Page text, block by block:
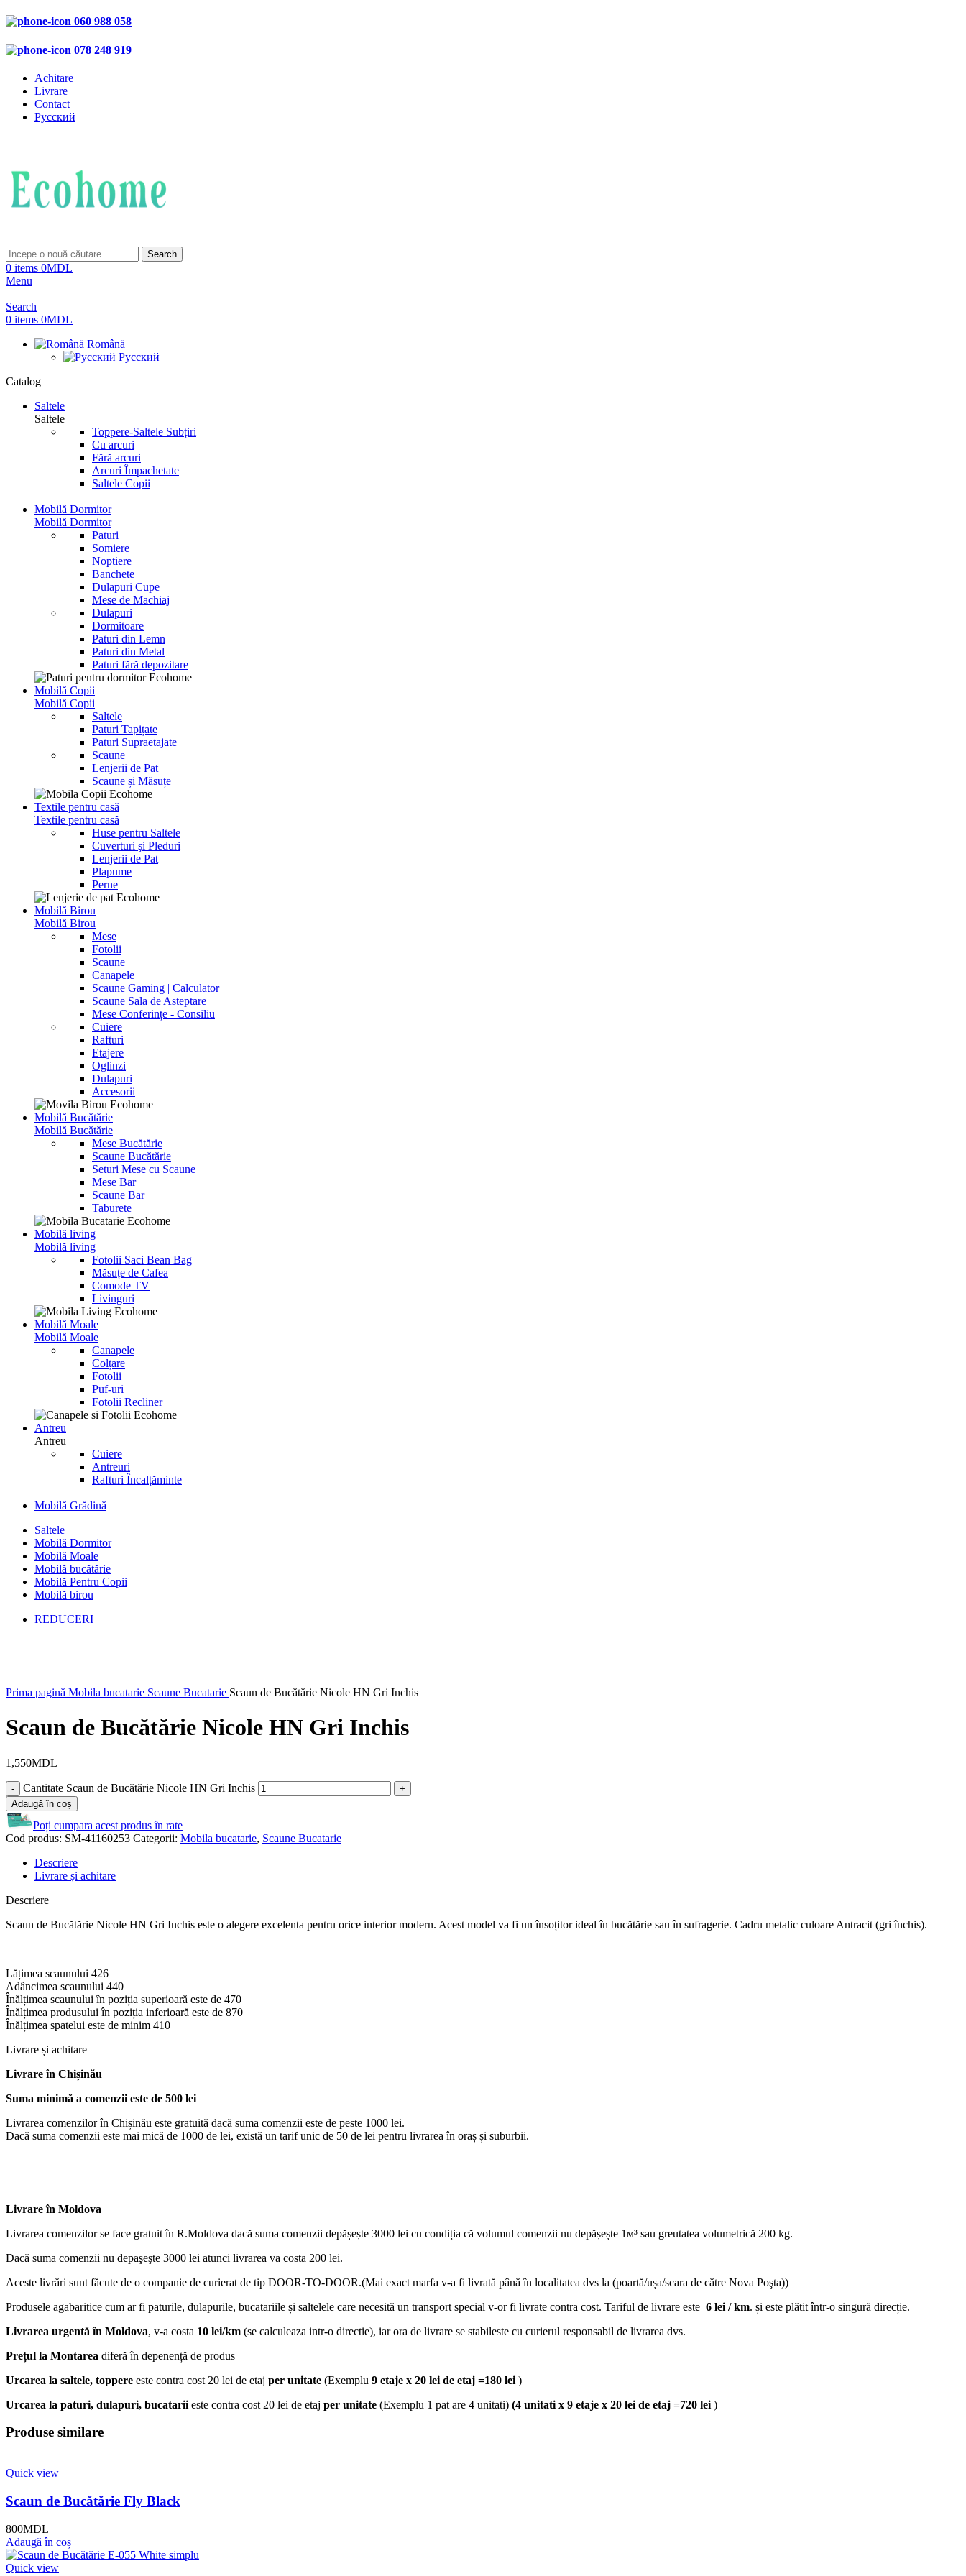
060 988 058
078 248 919
Achitare
Livrare
Contact
Русский
Search
0 items 0MDL
Menu
Search
0 items 0MDL
Română
Русский
Catalog
Saltele
Saltele
Toppere-Saltele Subțiri
Cu arcuri
Fără arcuri
Arcuri Împachetate
Saltele Copii
Mobilă Dormitor
Mobilă Dormitor
Paturi
Somiere
Noptiere
Banchete
Dulapuri Cupe
Mese de Machiaj
Dulapuri
Dormitoare
Paturi din Lemn
Paturi din Metal
Paturi fără depozitare
Mobilă Copii
Mobilă Copii
Saltele
Paturi Tapițate
Paturi Supraetajate
Scaune
Lenjerii de Pat
Scaune și Măsuțe
Textile pentru casă
Textile pentru casă
Huse pentru Saltele
Cuverturi şi Pleduri
Lenjerii de Pat
Plapume
Perne
Mobilă Birou
Mobilă Birou
Mese
Fotolii
Scaune
Canapele
Scaune Gaming | Calculator
Scaune Sala de Asteptare
Mese Conferințe - Consiliu
Cuiere
Rafturi
Etajere
Oglinzi
Dulapuri
Accesorii
Mobilă Bucătărie
Mobilă Bucătărie
Mese Bucătărie
Scaune Bucătărie
Seturi Mese cu Scaune
Mese Bar
Scaune Bar
Taburete
Mobilă living
Mobilă living
Fotolii Saci Bean Bag
Măsuțe de Cafea
Comode TV
Livinguri
Mobilă Moale
Mobilă Moale
Canapele
Colțare
Fotolii
Puf-uri
Fotolii Recliner
Antreu
Antreu
Cuiere
Antreuri
Rafturi Încalțăminte
Mobilă Grădină
Saltele
Mobilă Dormitor
Mobilă Moale
Mobilă bucătărie
Mobilă Pentru Copii
Mobilă birou
REDUCERI
Prima pagină Mobila bucatarie Scaune Bucatarie Scaun de Bucătărie Nicole HN Gri Inchis
Scaun de Bucătărie Nicole HN Gri Inchis
1,550MDL
Cantitate Scaun de Bucătărie Nicole HN Gri Inchis
Adaugă în coș
Poți cumpara acest produs în rate
Cod produs: SM-41160253 Categorii: Mobila bucatarie, Scaune Bucatarie
Descriere
Livrare și achitare
Descriere
Scaun de Bucătărie Nicole HN Gri Inchis este o alegere excelenta pentru orice interior modern. Acest model va fi un însoțitor ideal în bucătărie sau în sufragerie. Cadru metalic culoare Antracit (gri închis).
Lățimea scaunului 426
Adâncimea scaunului 440
Înălțimea scaunului în poziția superioară este de 470
Înălțimea produsului în poziția inferioară este de 870
Înălțimea spatelui este de minim 410
Livrare și achitare
Livrareîn Chișinău
Suma minimă a comenzii este de 500 lei
Livrarea comenzilor în Chișinău este gratuită dacă suma comenzii este de peste 1000 lei.
Dacă suma comenzii este mai mică de 1000 de lei, există un tarif unic de 50 de lei pentru livrarea în oraș și suburbii.
Livrare în Moldova
Livrarea comenzilor se face gratuit în R.Moldova dacă suma comenzii depășește 3000 lei cu condiția că volumul comenzii nu depășește 1м³ sau greutatea volumetrică 200 kg.
Dacă suma comenzii nu depaşeşte 3000 lei atunci livrarea va costa 200 lei.
Aceste livrări sunt făcute de o companie de curierat de tip DOOR-TO-DOOR.(Mai exact marfa v-a fi livrată până în localitatea dvs la (poartă/ușa/scara de către Nova Poşta))
Produsele agabaritice cum ar fi paturile, dulapurile, bucatariile și saltelele care necesită un transport special v-or fi livrate contra cost. Tariful de livrare este 6 lei / km. și este plătit într-o singură direcție.
Livrarea urgentă în Moldova, v-a costa 10 lei/km (se calculeaza intr-o directie), iar ora de livrare se stabileste cu curierul responsabil de livrarea dvs.
Prețul la Montarea diferă în depenență de produs
Urcarea la saltele, toppere este contra cost 20 lei de etaj per unitate (Exemplu 9 etaje x 20 lei de etaj =180 lei )
Urcarea la paturi, dulapuri, bucatarii este contra cost 20 lei de etaj per unitate (Exemplu 1 pat are 4 unitati) (4 unitati x 9 etaje x 20 lei de etaj =720 lei )
Produse similare
Quick view
Scaun de Bucătărie Fly Black
800MDL
Adaugă în coș
Quick view